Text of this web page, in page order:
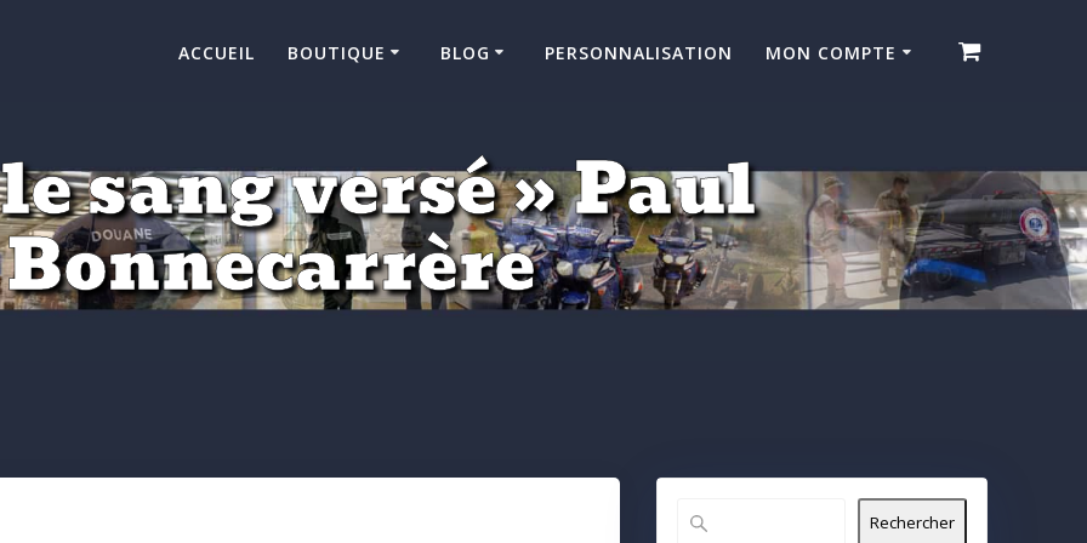
ACCUEIL BOUTIQUE BLOG PERSONNALISATION MON COMPTE
sang versé » Paul
Bonnecarrère
Rechercher